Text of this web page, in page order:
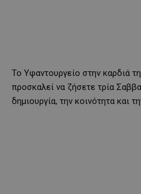
Το Υφαντουργείο στην καρδιά
προσκαλεί να ζήσετε τρία
δημιουργία, την κοινότητα και